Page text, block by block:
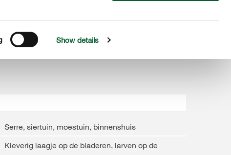
Show details
Serre, siertuin, moestuin, binnenshuis
Kleverig laagje op de bladeren, larven op de